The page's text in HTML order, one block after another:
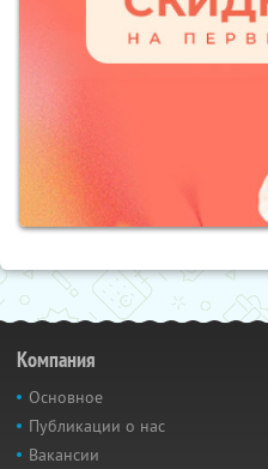
Компания
Основное
Публикации о нас
Вакансии